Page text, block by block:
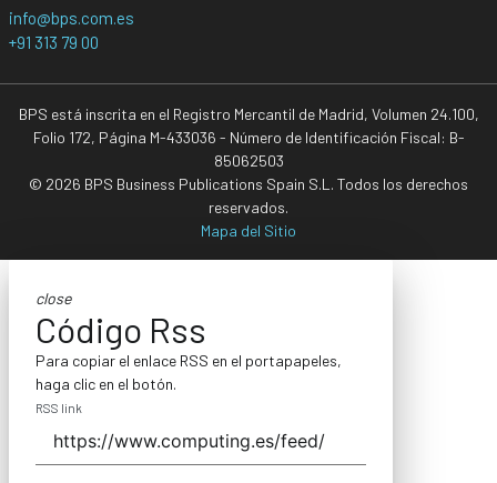
info@bps.com.es
+91 313 79 00
BPS está inscrita en el Registro Mercantil de Madrid, Volumen 24.100,
Folio 172, Página M-433036 - Número de Identificación Fiscal: B-
85062503
© 2026 BPS Business Publications Spain S.L. Todos los derechos
reservados.
Mapa del Sitio
close
Código Rss
Para copiar el enlace RSS en el portapapeles,
haga clic en el botón.
RSS link